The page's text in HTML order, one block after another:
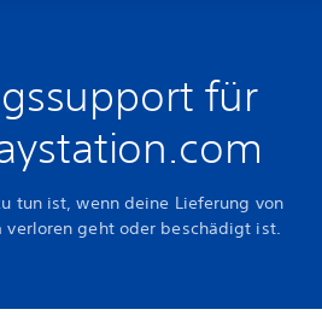
für
tun ist, wenn deine Lieferung von
geht oder beschädigt ist.